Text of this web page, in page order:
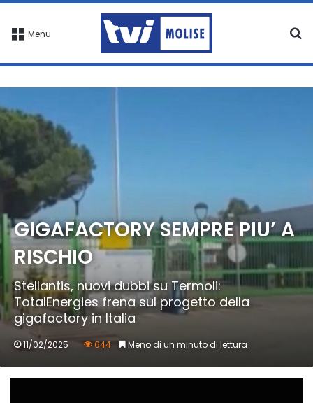
Menu
GIGAFACTORY SEMPRE PIU’ A
RISCHIO
Stellantis, nuovi dubbi su Termoli:
TotalEnergies frena sul progetto della
gigafactory in Italia
11/02/2025 644 Meno di un minuto di lettura